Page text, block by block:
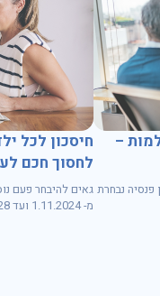
–
פנסיה נבחרת
חיסכון לכל
לחסוך חכם
גאים להיבחר פעם
מ- 1.11.2024 ועד 31.10.2028